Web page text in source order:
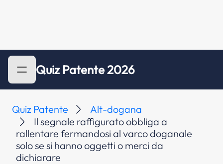
Quiz Patente 2026
Quiz Patente
Alt-dogana
Il segnale raffigurato obbliga a
rallentare fermandosi al varco doganale
solo se si hanno oggetti o merci da
dichiarare